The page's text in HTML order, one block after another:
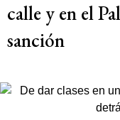
calle y en el
sanción